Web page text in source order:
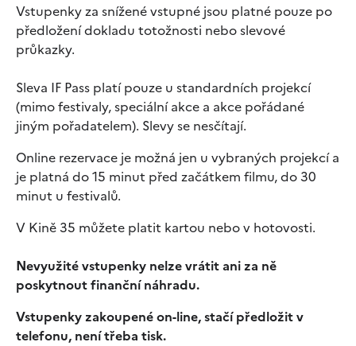
Vstupenky za snížené vstupné jsou platné pouze po
předložení dokladu totožnosti nebo slevové
průkazky.
Sleva IF Pass platí pouze u standardních projekcí
(mimo festivaly, speciální akce a akce pořádané
jiným pořadatelem). Slevy se nesčítají.
Online rezervace je možná jen u vybraných projekcí a
je platná do 15 minut před začátkem filmu, do 30
minut u festivalů.
V Kině 35 můžete platit kartou nebo v hotovosti.
Nevyužité vstupenky nelze vrátit ani za ně
poskytnout finanční náhradu.
Vstupenky zakoupené on-line, stačí předložit v
telefonu, není třeba tisk.